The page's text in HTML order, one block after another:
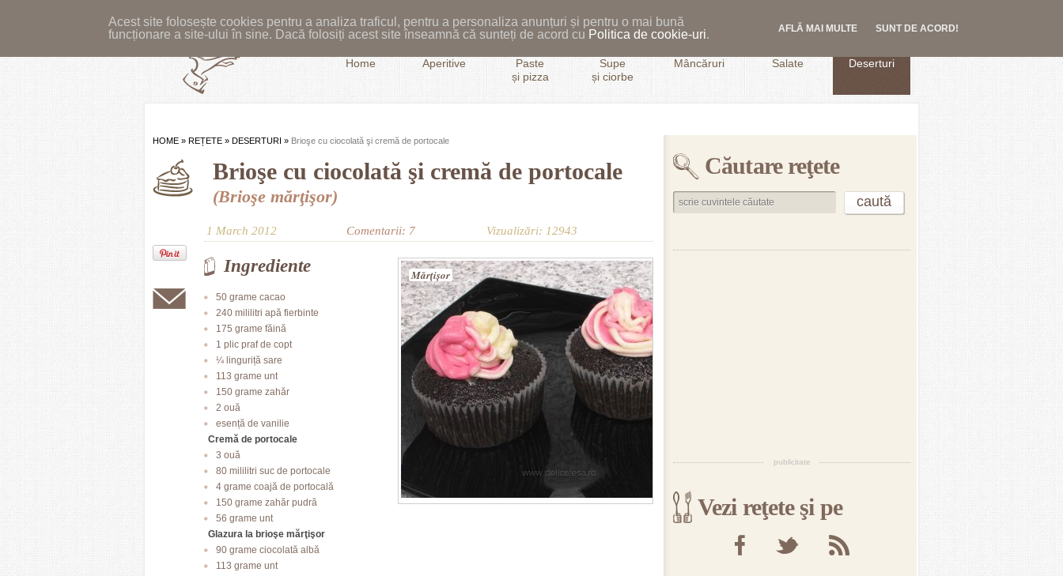
Acest site folosește cookies pentru a analiza traficul, pentru a personaliza anunțuri și pentru o mai bună
funcționare a site-ului în sine. Dacă folosiți acest site înseamnă că sunteți de acord cu Politica de cookie-uri. AFLĂ MAI MULTE SUNT DE ACORD!
Home Aperitive
Paste
și pizza
Supe
și ciorbe
Mâncăruri Salate Deserturi
HOME » REȚETE » DESERTURI » Brioşe cu ciocolată şi cremă de portocale
Brioşe cu ciocolată şi cremă de portocale
(Brioşe mărţişor)
1 March 2012 Comentarii: 7 Vizualizări: 12943
Mărţişor
Ingrediente
50 grame cacao
240 mililitri apă fierbinte
175 grame făină
1 plic praf de copt
¼ linguriță sare
113 grame unt
150 grame zahăr
2 ouă
esență de vanilie
Cremă de portocale
3 ouă
80 mililitri suc de portocale
4 grame coajă de portocală
150 grame zahăr pudră
56 grame unt
Glazura la brioşe mărţişor
90 grame ciocolată albă
113 grame unt
Căutare reţete
publicitate
Vezi reţete şi pe